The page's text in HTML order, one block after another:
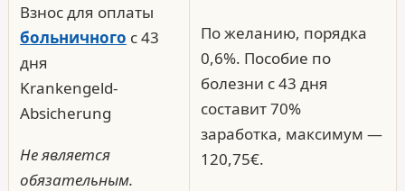
Взнос для оплаты
больничного с 43
дня
Krankengeld-
Absicherung
Не является
обязательным.
По желанию, порядка
0,6%. Пособие по
болезни с 43 дня
составит 70%
заработка, максимум —
120,75€.